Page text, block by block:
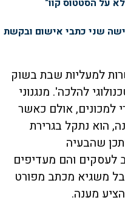
על הסטטוס קוו"
שני כתבי אישום ובקשת
למעליות שבת בשוק
להלכה'. מנגנוני
למכונים, אולם כאשר
הוא נתקל בגרירת
שהבעיה
והם מעדיפים
משגיא מכתב מפורט
מענה.